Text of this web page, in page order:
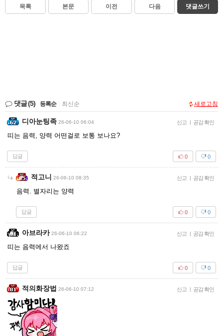
목록 본문 이전 다음 댓글쓰기
댓글(5) 등록순 최신순 새로고침
디아눈팅족 26-06-10 06:04 신고 | 공감 확인
띠는 음력, 양력 어떤걸로 보통 보나요?
답글 0
0
적고니 26-06-10 08:35 신고 | 공감 확인
음력. 별자리는 양력
답글 0
0
아브라카 26-06-10 06:22 신고 | 공감 확인
띠는 음력에서 나왔죠
답글 0
0
적의화장법 26-06-10 07:12 신고 | 공감 확인